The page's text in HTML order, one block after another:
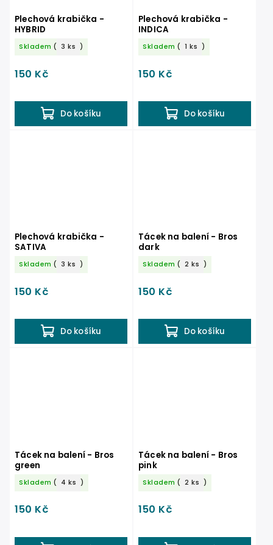
Plechová krabička -
HYBRID
Skladem ( 3 ks )
150 Kč
Do košíku
Plechová krabička -
INDICA
Skladem ( 1 ks )
150 Kč
Do košíku
Plechová krabička -
SATIVA
Skladem ( 3 ks )
150 Kč
Do košíku
Tácek na balení - Bros
dark
Skladem ( 2 ks )
150 Kč
Do košíku
Tácek na balení - Bros
green
Skladem ( 4 ks )
150 Kč
Tácek na balení - Bros
pink
Skladem ( 2 ks )
150 Kč